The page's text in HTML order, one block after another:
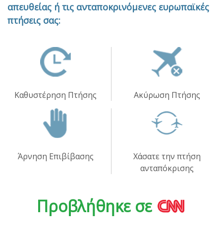
απευθείας ή τις ανταποκρινόμενες ευρωπαϊκές
πτήσεις σας:
Καθυστέρηση Πτήσης Ακύρωση Πτήσης
Άρνηση Επιβίβασης
Χάσατε την πτήση
ανταπόκρισης
Προβλήθηκε σε